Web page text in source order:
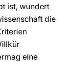
ist, wundert
die
eine